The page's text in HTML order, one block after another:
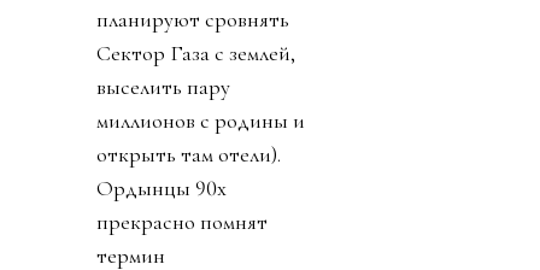
планируют сровнять
Сектор Газа с землей,
выселить пару
миллионов с родины и
открыть там отели).
Ордынцы 90х
прекрасно помнят
термин